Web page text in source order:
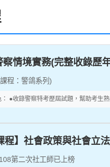
察情境實務(完整收錄歷
程：警鴿系列)
●收錄警察特考歷屆試題，幫助考生
程】社會政策與社會立法
第二次社工師已上榜